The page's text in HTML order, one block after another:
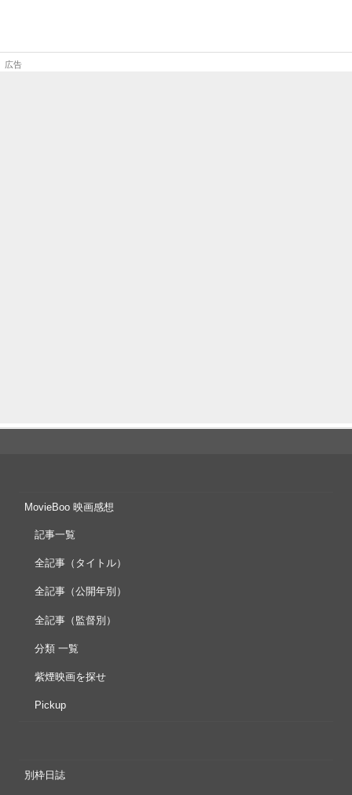
MovieBoo 映画感想
記事一覧
全記事（タイトル）
全記事（公開年別）
全記事（監督別）
分類 一覧
紫煙映画を探せ
Pickup
別枠日誌